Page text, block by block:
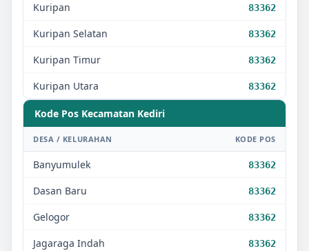
Kuripan 83362
Kuripan Selatan 83362
Kuripan Timur 83362
Kuripan Utara 83362
Kode Pos Kecamatan Kediri
DESA / KELURAHAN KODE POS
Banyumulek 83362
Dasan Baru 83362
Gelogor 83362
Jagaraga Indah 83362